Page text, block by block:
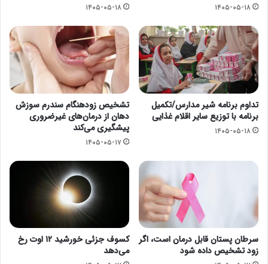
۱۴۰۵-۰۵-۱۸ ۱۴۰۵-۰۵-۱۸
تداوم برنامه شیر مدارس/تکمیل
برنامه با توزیع سایر اقلام غذایی
۱۴۰۵-۰۵-۱۸
تشخیص زودهنگام سندرم سوزش
دهان از درمان‌های غیرضروری
پیشگیری می‌کند
۱۴۰۵-۰۵-۱۷
سرطان پستان قابل درمان است، اگر
زود تشخیص داده شود
کسوف جزئی خورشید ۱۲ اوت رخ
می‌دهد